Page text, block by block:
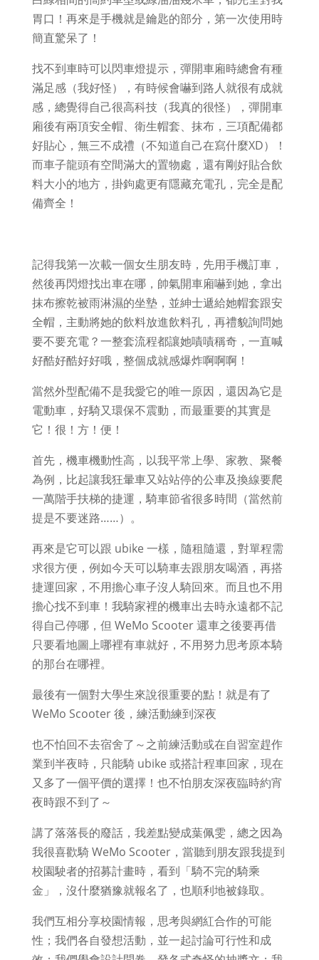
胃口！再來是手機就是鑰匙的部分，第一次使用時
簡直驚呆了！
找不到車時可以閃車燈提示，彈開車廂時總會有種
滿足感（我好怪），有時候會嚇到路人就很有成就
感，總覺得自己很高科技（我真的很怪），彈開車
廂後有兩頂安全帽、衛生帽套、抹布，三項配備都
好貼心，無三不成禮（不知道自己在寫什麼XD）！
而車子龍頭有空間滿大的置物處，還有剛好貼合飲
料大小的地方，掛鉤處更有隱藏充電孔，完全是配
備齊全！
記得我第一次載一個女生朋友時，先用手機訂車，
然後再閃燈找出車在哪，帥氣開車廂嚇到她，拿出
抹布擦乾被雨淋濕的坐墊，並紳士遞給她帽套跟安
全帽，主動將她的飲料放進飲料孔，再禮貌詢問她
要不要充電？一整套流程都讓她嘖嘖稱奇，一直喊
好酷好酷好好哦，整個成就感爆炸啊啊啊！
當然外型配備不是我愛它的唯一原因，還因為它是
電動車，好騎又環保不震動，而最重要的其實是
它！很！方！便！
首先，機車機動性高，以我平常上學、家教、聚餐
為例，比起讓我狂暈車又站站停的公車及換線要爬
一萬階手扶梯的捷運，騎車節省很多時間（當然前
提是不要迷路……）。
再來是它可以跟 ubike 一樣，隨租隨還，對單程需
求很方便，例如今天可以騎車去跟朋友喝酒，再搭
捷運回家，不用擔心車子沒人騎回來。而且也不用
擔心找不到車！我騎家裡的機車出去時永遠都不記
得自己停哪，但 WeMo Scooter 還車之後要再借
只要看地圖上哪裡有車就好，不用努力思考原本騎
的那台在哪裡。
最後有一個對大學生來說很重要的點！就是有了
WeMo Scooter 後，練活動練到深夜
也不怕回不去宿舍了～之前練活動或在自習室趕作
業到半夜時，只能騎 ubike 或搭計程車回家，現在
又多了一個平價的選擇！也不怕朋友深夜臨時約宵
夜時跟不到了～
講了落落長的廢話，我差點變成葉佩雯，總之因為
我很喜歡騎 WeMo Scooter，當聽到朋友跟我提到
校園駛者的招募計畫時，看到「騎不完的騎乘
金」，沒什麼猶豫就報名了，也順利地被錄取。
我們互相分享校園情報，思考與網紅合作的可能
性；我們各自發想活動，並一起討論可行性和成